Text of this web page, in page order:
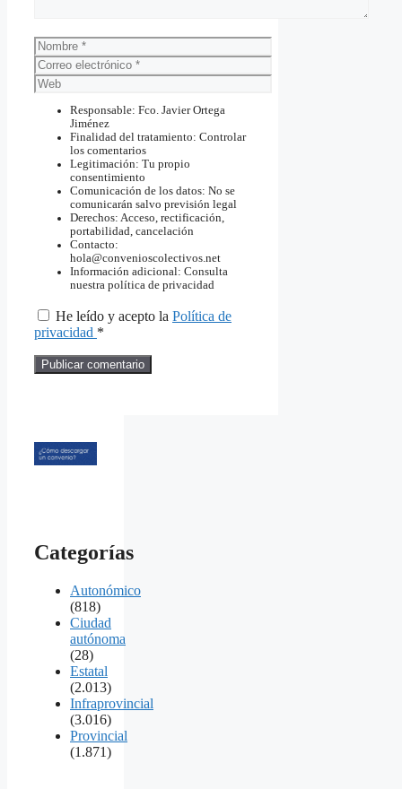
Nombre
Correo
electrónico
Web
Responsable: Fco. Javier Ortega
Jiménez
Finalidad del tratamiento: Controlar
los comentarios
Legitimación: Tu propio
consentimiento
Comunicación de los datos: No se
comunicarán salvo previsión legal
Derechos: Acceso, rectificación,
portabilidad, cancelación
Contacto:
hola@convenioscolectivos.net
Información adicional: Consulta
nuestra política de privacidad
He leído y acepto la Política de
privacidad *
Categorías
Autonómico
(818)
Ciudad
autónoma
(28)
Estatal
(2.013)
Infraprovincial
(3.016)
Provincial
(1.871)